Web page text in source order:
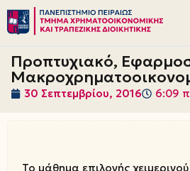
Μεταπηδήστε
στο
περιεχόμενο
Προπτυχιακό,
30 Σεπτεμβρίου, 2016 6:09
Το μάθημα επιλογής